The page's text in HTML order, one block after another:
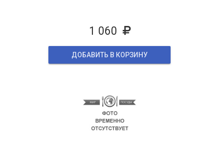
1 060
ДОБАВИТЬ В КОРЗИНУ